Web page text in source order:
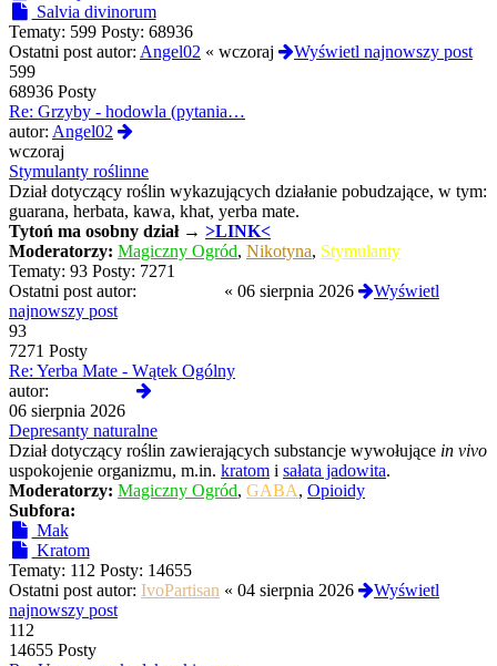
Salvia divinorum
Tematy: 599 Posty: 68936
Ostatni post autor: Angel02 « wczoraj
Wyświetl najnowszy post
599
68936 Posty
Re: Grzyby - hodowla (pytania…
autor: Angel02
post
wczoraj
Stymulanty roślinne
Dział dotyczący roślin wykazujących działanie pobudzające, w tym:
guarana, herbata, kawa, khat, yerba mate.
Tytoń ma osobny dział → >LINK<
Moderatorzy: Magiczny Ogród, Nikotyna, Stymulanty
Tematy: 93 Posty: 7271
Ostatni post autor:
« 06 sierpnia 2026
Wyświetl
najnowszy post
93
7271 Posty
Re: Yerba Mate - Wątek Ogólny
autor:
post
06 sierpnia 2026
Depresanty naturalne
Dział dotyczący roślin zawierających substancje wywołujące in vivo
uspokojenie organizmu, m.in. kratom i sałata jadowita.
Moderatorzy: Magiczny Ogród, GABA, Opioidy
Subfora:
Mak
Kratom
Tematy: 112 Posty: 14655
Ostatni post autor: IvoPartisan « 04 sierpnia 2026
Wyświetl
najnowszy post
112
14655 Posty